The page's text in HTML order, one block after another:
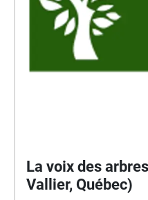
La voix des
Vallier, Québec)